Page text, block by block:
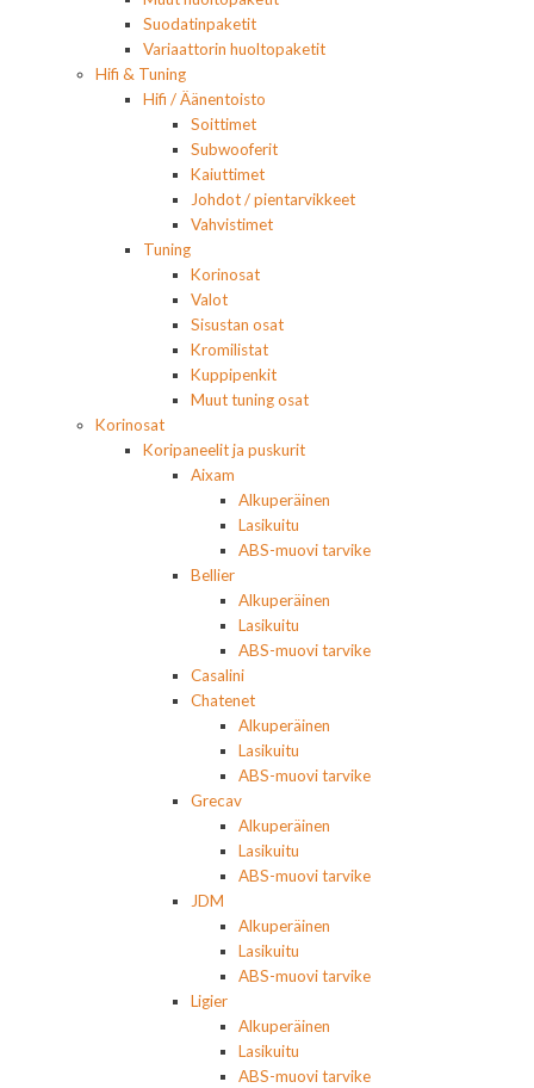
Suodatinpaketit
Variaattorin huoltopaketit
Hifi & Tuning
Hifi / Äänentoisto
Soittimet
Subwooferit
Kaiuttimet
Johdot / pientarvikkeet
Vahvistimet
Tuning
Korinosat
Valot
Sisustan osat
Kromilistat
Kuppipenkit
Muut tuning osat
Korinosat
Koripaneelit ja puskurit
Aixam
Alkuperäinen
Lasikuitu
ABS-muovi tarvike
Bellier
Alkuperäinen
Lasikuitu
ABS-muovi tarvike
Casalini
Chatenet
Alkuperäinen
Lasikuitu
ABS-muovi tarvike
Grecav
Alkuperäinen
Lasikuitu
ABS-muovi tarvike
JDM
Alkuperäinen
Lasikuitu
ABS-muovi tarvike
Ligier
Alkuperäinen
Lasikuitu
ABS-muovi tarvike